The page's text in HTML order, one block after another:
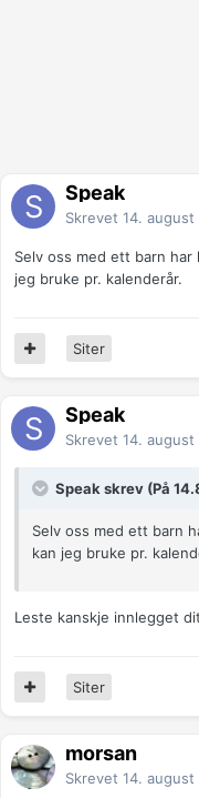
Speak
Skrevet 14. august
Selv oss med ett barn har
jeg bruke pr. kalenderår.
Siter
Speak
Skrevet 14. august
Speak skrev (På
Selv oss med ett barn
kan jeg bruke pr.
Leste kanskje innlegget
Siter
morsan
Skrevet 14. august